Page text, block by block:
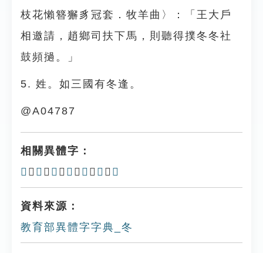
枝花懶簪獬豸冠套．牧羊曲〉：「王大戶
相邀請，趙鄉司扶下馬，則聽得撲冬冬社
鼓頻撾。」
5. 姓。如三國有冬逢。
@A04787
相關異體字：
𠔙 、 𠘀 、 𠘗 、 𣅈 、 昸 、 㫡 、 𣆼
資料來源：
教育部異體字字典_冬